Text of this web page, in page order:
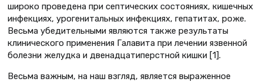
широко проведена при септических состояниях, кишечных
инфекциях, урогенитальных инфекциях, гепатитах, роже.
Весьма убедительными являются также результаты
клинического применения Галавита при лечении язвенной
болезни желудка и двенадцатиперстной кишки [1].
Весьма важным, на наш взгляд, является выраженное